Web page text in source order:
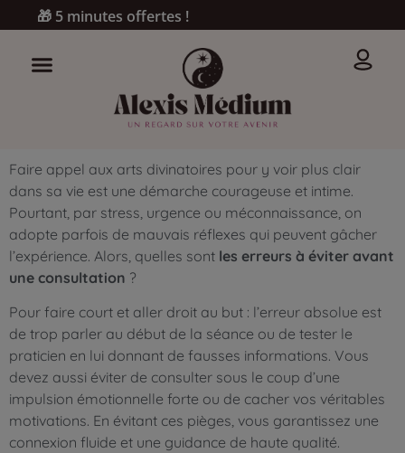
🎁 5 minutes offertes !
Faire appel aux arts divinatoires pour y voir plus clair
dans sa vie est une démarche courageuse et intime.
Pourtant, par stress, urgence ou méconnaissance, on
adopte parfois de mauvais réflexes qui peuvent gâcher
l’expérience. Alors, quelles sont les erreurs à éviter avant
une consultation ?
Pour faire court et aller droit au but : l’erreur absolue est
de trop parler au début de la séance ou de tester le
praticien en lui donnant de fausses informations. Vous
devez aussi éviter de consulter sous le coup d’une
impulsion émotionnelle forte ou de cacher vos véritables
motivations. En évitant ces pièges, vous garantissez une
connexion fluide et une guidance de haute qualité.